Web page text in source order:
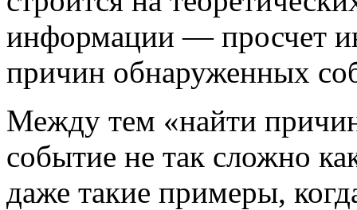
информации — просчет
причин обнаруженных
Между тем «найти
событие не так сложно
даже такие примеры,